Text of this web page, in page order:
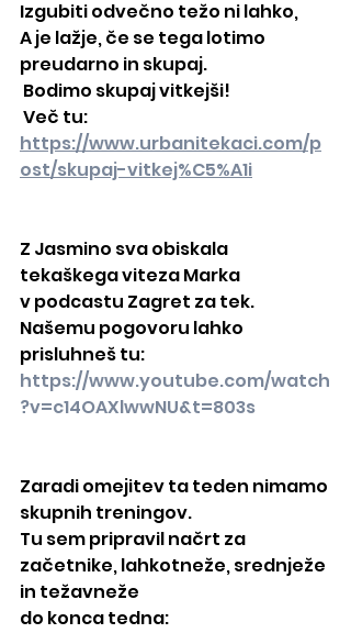
Izgubiti odvečno težo ni lahko,
A je lažje, če se tega lotimo
preudarno in skupaj.
Bodimo skupaj vitkejši!
Več tu:
https://www.urbanitekaci.com/p
ost/skupaj-vitkej%C5%A1i
Z Jasmino sva obiskala
tekaškega viteza Marka
v podcastu Zagret za tek.
Našemu pogovoru lahko
prisluhneš tu:
https://www.youtube.com/watch
?v=c14OAXlwwNU&t=803s
Zaradi omejitev ta teden nimamo
skupnih treningov.
Tu sem pripravil načrt za
začetnike, lahkotneže, srednježe
in težavneže
do konca tedna: